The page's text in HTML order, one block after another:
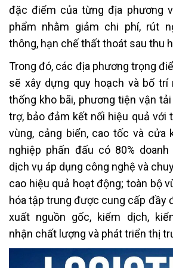
đặc điểm của từng địa phương
phẩm nhằm giảm chi phí, rút
thông, hạn chế thất thoát sau thu
Trong đó, các địa phương trọng
sẽ xây dựng quy hoạch và bố trí
thống kho bãi, phương tiện vận
trợ, bảo đảm kết nối hiệu quả với
vùng, cảng biển, cao tốc và cửa
nghiệp phấn đấu có 80%
dịch vụ áp dụng công nghệ và
cao hiệu quả hoạt động; toàn bộ
hóa tập trung được cung cấp đầy
xuất nguồn gốc, kiểm dịch,
nhận chất lượng và phát triển thị